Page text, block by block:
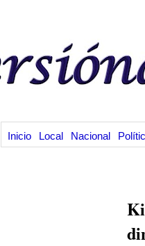
Inicio Local Nacional